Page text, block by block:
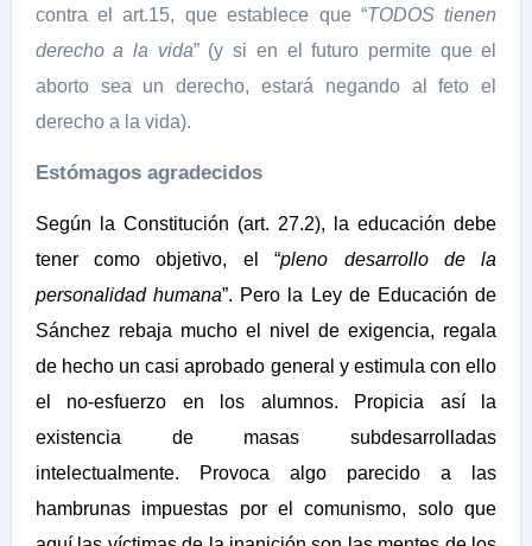
contra el art.15, que establece que “TODOS tienen
derecho a la vida” (y si en el futuro permite que el
aborto sea un derecho, estará negando al feto el
derecho a la vida).
Estómagos agradecidos
Según la Constitución (art. 27.2), la educación debe
tener como objetivo, el “pleno desarrollo de la
personalidad humana”. Pero la Ley de Educación de
Sánchez rebaja mucho el nivel de exigencia, regala
de hecho un casi aprobado general y estimula con ello
el no-esfuerzo en los alumnos. Propicia así la
existencia de masas subdesarrolladas
intelectualmente. Provoca algo parecido a las
hambrunas impuestas por el comunismo, solo que